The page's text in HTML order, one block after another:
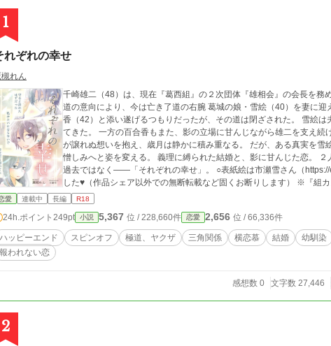
1
れぞれの幸せ
れん
千崎雄二（48）は、現在『葛西組』の２次団体『雄相会』の会長を務
道の意向により、今は亡き了道の右腕 葛城の娘・雪絵（40）を妻に
香（42）と添い遂げるつもりだったが、その道は閉ざされた。 雪絵は夫を深く愛し、家庭を守ることに全てを懸け
てきた。 一方の百合香もまた、影の立場に甘んじながら雄二を支え
が譲れぬ想いを抱え、歳月は静かに積み重なる。 だが、ある真実を雪絵が知ったとき、彼女の夫への愛は揺らぎ、
憎しみへと姿を変える。 義理に縛られた結婚と、影に甘んじた恋。 ２人の女と１人の男が辿り着くのは、失われた
過去ではなく――「それぞれの幸せ」。 ○表紙絵は市瀬雪さん（https://estar.jp/users/117421755）に有償依頼しま
した♥（作品シェア以外での無断転載など固くお断りします） ※『組カノ』、千崎雄二と、彼に翻弄された2人の女
性を描いたスピンオフ作品です。本作のみでも分かるように書くつも
婚式裏話―それぞれの祝福―』https://estar.jp/extra_novels/26473153
だいてからの方がよりお楽しみ頂けると思いますm(_ _)m
愛 連載中 長編 R18
24h.ポイント 249pt 小説 5,367 位 / 228,660件 恋愛 2,656 位 / 66,336件
ハッピーエンド スピンオフ 極道、ヤクザ 三角関係 横恋慕 結婚 幼馴染
報われない恋
感想数 0 文字数 27,446
2